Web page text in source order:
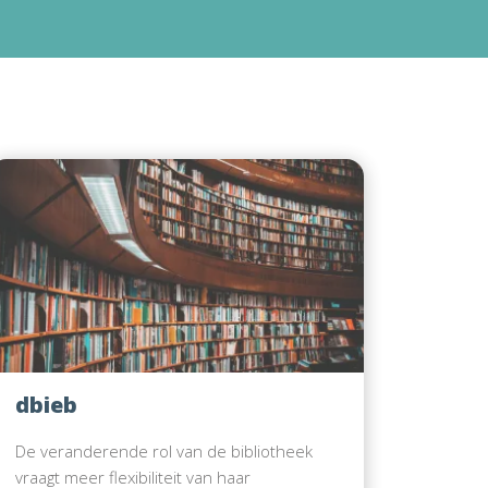
dbieb
De veranderende rol van de bibliotheek
vraagt meer flexibiliteit van haar